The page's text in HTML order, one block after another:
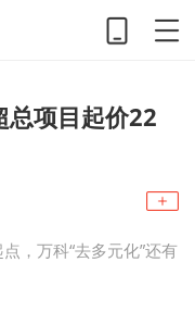
总项目起价22
，万科“去多元化”还有